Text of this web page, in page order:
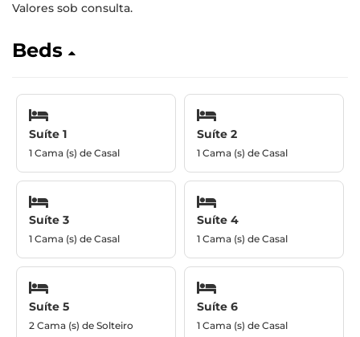
Valores sob consulta.
Beds
Suíte 1
1 Cama (s) de Casal
Suíte 2
1 Cama (s) de Casal
Suíte 3
1 Cama (s) de Casal
Suíte 4
1 Cama (s) de Casal
Suíte 5
2 Cama (s) de Solteiro
Suíte 6
1 Cama (s) de Casal